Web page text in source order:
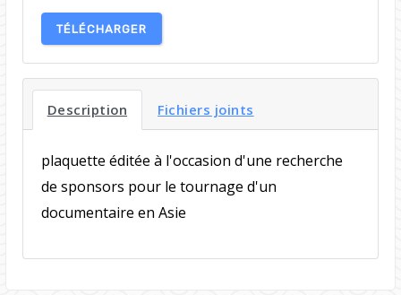
TÉLÉCHARGER
Description Fichiers joints
plaquette éditée à l'occasion d'une recherche
de sponsors pour le tournage d'un
documentaire en Asie